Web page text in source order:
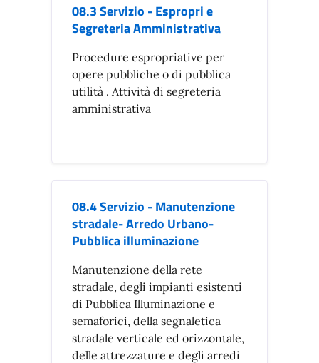
08.3 Servizio - Espropri e
Segreteria Amministrativa
Procedure espropriative per
opere pubbliche o di pubblica
utilità . Attività di segreteria
amministrativa
08.4 Servizio - Manutenzione
stradale- Arredo Urbano-
Pubblica illuminazione
Manutenzione della rete
stradale, degli impianti esistenti
di Pubblica Illuminazione e
semaforici, della segnaletica
stradale verticale ed orizzontale,
delle attrezzature e degli arredi